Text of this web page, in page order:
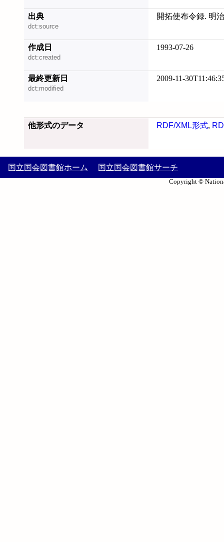
出典
dct:source
開拓使布令録. 明
作成日
dct:created
1993-07-26
最終更新日
dct:modified
2009-11-
他形式のデータ RDF/XML形式,
国立国会図書館ホーム 国立国会図書館サーチ
Copyright ©